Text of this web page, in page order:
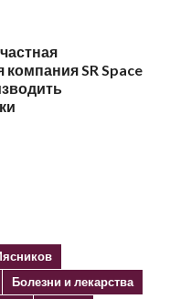
компания SR Space
Болезни и лекарства